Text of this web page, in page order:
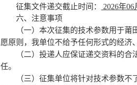
征集文件递交截止时间：
2026年06
六、注意事项
（一）本次征集的技术参数用于莆
愿原则，我单位不给予任何形式的经济
（二）投递人应保证递交资料的
任。
（三）征集单位将针对技术参数